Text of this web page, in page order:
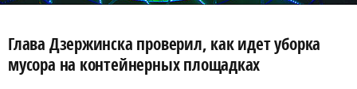
Глава Дзержинска проверил, как идет уборка
мусора на контейнерных площадках